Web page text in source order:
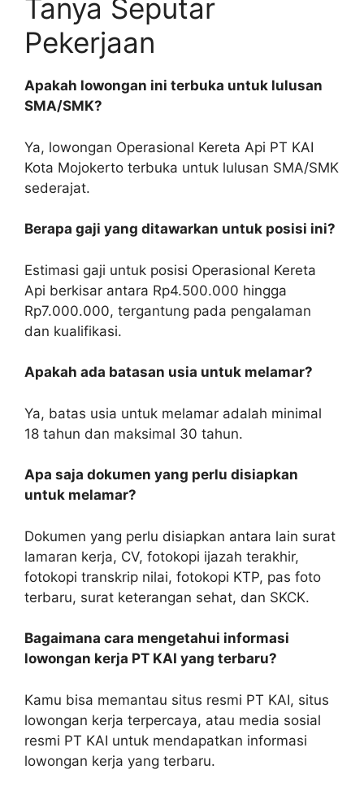
Tanya Seputar
Pekerjaan
Apakah lowongan ini terbuka untuk lulusan
SMA/SMK?
Ya, lowongan Operasional Kereta Api PT KAI
Kota Mojokerto terbuka untuk lulusan SMA/SMK
sederajat.
Berapa gaji yang ditawarkan untuk posisi ini?
Estimasi gaji untuk posisi Operasional Kereta
Api berkisar antara Rp4.500.000 hingga
Rp7.000.000, tergantung pada pengalaman
dan kualifikasi.
Apakah ada batasan usia untuk melamar?
Ya, batas usia untuk melamar adalah minimal
18 tahun dan maksimal 30 tahun.
Apa saja dokumen yang perlu disiapkan
untuk melamar?
Dokumen yang perlu disiapkan antara lain surat
lamaran kerja, CV, fotokopi ijazah terakhir,
fotokopi transkrip nilai, fotokopi KTP, pas foto
terbaru, surat keterangan sehat, dan SKCK.
Bagaimana cara mengetahui informasi
lowongan kerja PT KAI yang terbaru?
Kamu bisa memantau situs resmi PT KAI, situs
lowongan kerja terpercaya, atau media sosial
resmi PT KAI untuk mendapatkan informasi
lowongan kerja yang terbaru.